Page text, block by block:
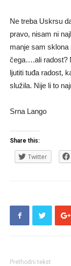
Ne treba Uskrsu
pravo, nisam ni
manje sam
čega….ali radost?
ljutiti tuđa radost,
služila. Nije li to
Srna Lango
Share this:
Twitter
Prethodni tekst